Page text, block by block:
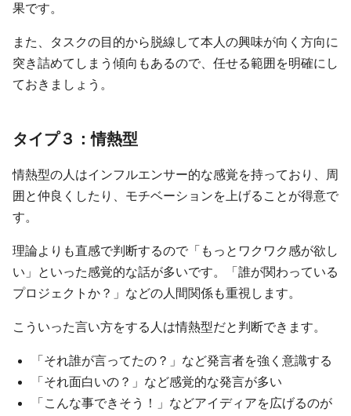
果です。
また、タスクの目的から脱線して本人の興味が向く方向に
突き詰めてしまう傾向もあるので、任せる範囲を明確にし
ておきましょう。
タイプ３：情熱型
情熱型の人はインフルエンサー的な感覚を持っており、周
囲と仲良くしたり、モチベーションを上げることが得意で
す。
理論よりも直感で判断するので「もっとワクワク感が欲し
い」といった感覚的な話が多いです。「誰が関わっている
プロジェクトか？」などの人間関係も重視します。
こういった言い方をする人は情熱型だと判断できます。
「それ誰が言ってたの？」など発言者を強く意識する
「それ面白いの？」など感覚的な発言が多い
「こんな事できそう！」などアイディアを広げるのが